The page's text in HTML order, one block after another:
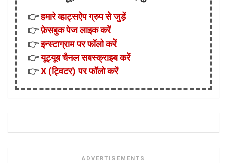
👉हमारे व्हाट्सऐप ग्रुप से जुड़ें
👉फ़ेसबुक पेज लाइक करें
👉इन्स्टाग्राम पर फॉलो करें
👉यूट्यूब चैनल सबस्क्राइब करें
👉X (ट्विटर) पर फॉलो करें
ADVERTISEMENTS